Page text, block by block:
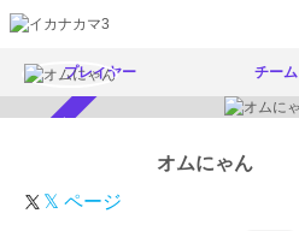
プレイヤー チーム
オムにゃん
𝕏 ページ